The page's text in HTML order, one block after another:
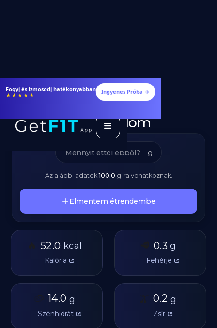
14 nap ingyenes - csatlakozz!
★★★★★ Ingyenes Próba →
Sárgarépa -
Kalóriatartalom
g
Az alábbi adatok100.0 g-ra vonatkoznak.
Elmentem étrendembe
🔥 52.0 kcal
Kalória
🥩 0.3 g
Fehérje
🥔 14.0 g
Szénhidrát
🫒 0.2 g
Zsír